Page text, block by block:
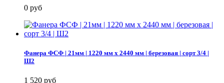
0 руб
Фанера ФСФ | 21мм | 1220 мм х 2440 мм | березовая | сорт 3/4 |
Ш2
1 520 руб